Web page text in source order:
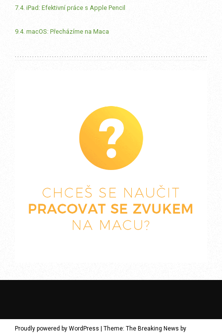
7.4. iPad: Efektivní práce s Apple Pencil
9.4. macOS: Přecházíme na Maca
Proudly powered by WordPress Theme: The Breaking News by